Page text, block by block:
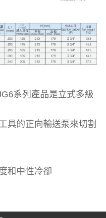
系列產品是立式多級
具的正向輸送泵來切割
和中性冷卻